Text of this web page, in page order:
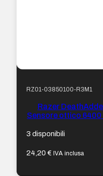
RZ01-03850100-R3M1
Razer
Sensore ottico 6400
3 disponibili
24,20€ IVA inclusa